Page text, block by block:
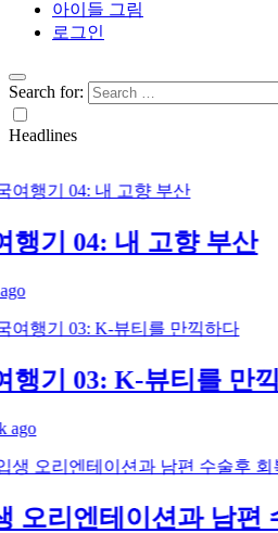
아이들 그림
로그인
Search for:
Headlines
기 04: 내 고향 부산
기 03: K-뷰티를 만끽
리엔테이션과 남편 수